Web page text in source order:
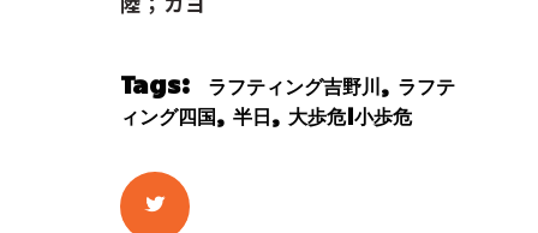
Tags: ラフティング吉野川, ラフテ
ィング四国, 半日, 大歩危|小歩危